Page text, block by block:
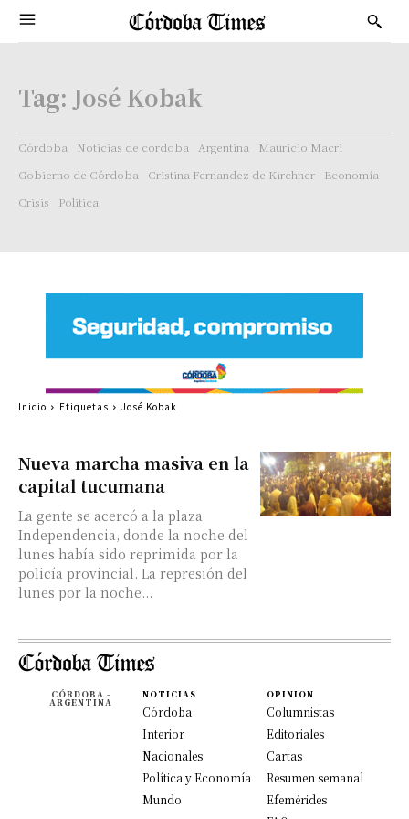
Tag: José Kobak
Córdoba Noticias de cordoba Argentina
Mauricio Macri
Gobierno de Córdoba
Cristina Fernandez de Kirchner
Economía
Crisis
Politica
Nueva marcha masiva en la
capital tucumana
La gente se acercó a la plaza
Independencia, donde la noche del
lunes había sido reprimida por la
policía provincial. La represión del
lunes por la noche...
Inicio Etiquetas José Kobak
CÓRDOBA -
ARGENTINA
NOTICIAS
Córdoba
Interior
Nacionales
Política y Economía
Mundo
OPINION
Columnistas
Editoriales
Cartas
Resumen semanal
Efemérides